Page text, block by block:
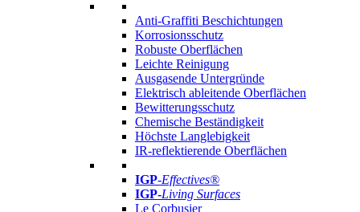
Anti-Graffiti Beschichtungen
Korrosionsschutz
Robuste Oberflächen
Leichte Reinigung
Ausgasende Untergründe
Elektrisch ableitende Oberflächen
Bewitterungsschutz
Chemische Beständigkeit
Höchste Langlebigkeit
IR-reflektierende Oberflächen
IGP-Effectives®
IGP-Living Surfaces
Le Corbusier